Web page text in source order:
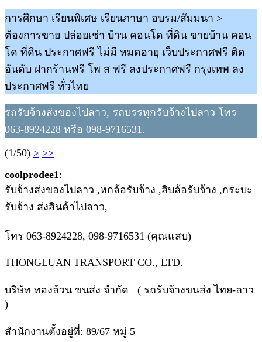
การศึกษา เรียนพิเศษ เรียนภาษา อบรม/สัมมนา >
ต้องการขาย ปล่อยเช่า บ้าน คอนโด ที่ดิน ขายบ้าน คอน
โด ที่ดิน ประกาศฟรี ไม่มี หมดอายุ เว็บประกาศฟรี ติด
อันดับ ฝากร้านฟรี โพ ส ฟรี ลงประกาศฟรี กรุงเทพ ลง
ประกาศฟรี ทั่วไทย
รถรับจ้างส่งของไปลาว, รถบรรทุกรับจ้างไปลาว โทร
063-8924228 หรือ 098-9716531.
(1/50) > >>
coolprodee1:
รับจ้างส่งของไปลาว ,หกล้อรับจ้าง ,สิบล้อรับจ้าง ,กระบะ
รับจ้าง ส่งสินค้าไปลาว,
โทร 063-8924228, 098-9716531 (คุณแสบ)
THONGLUAN TRANSPORT CO., LTD.
บริษัท ทองล้วน ขนส่ง จำกัด ( รถรับจ้างขนส่ง ไทย-ลาว
)
สำนักงานตั้งอยู่ที่: 89/67 หมู่ 5